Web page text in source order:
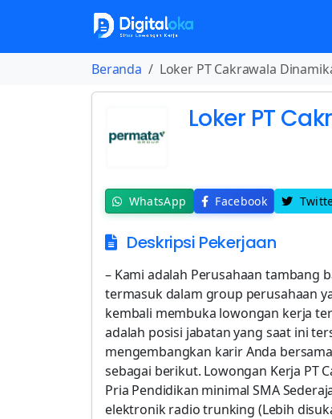
Beranda Loker PT Cakrawala
Loker PT
WhatsApp Facebook
Deskripsi Pekerjaan
– Kami adalah Perusahaan tambang
termasuk dalam group perusahaan
kembali membuka lowongan kerja
adalah posisi jabatan yang saat ini
mengembangkan karir Anda
sebagai berikut. Lowongan Kerja PT
Pria Pendidikan minimal SMA
elektronik radio trunking (Lebih